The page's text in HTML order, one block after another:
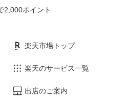
2,000ポイント
楽天市場トップ
楽天のサービス一覧
出店のご案内